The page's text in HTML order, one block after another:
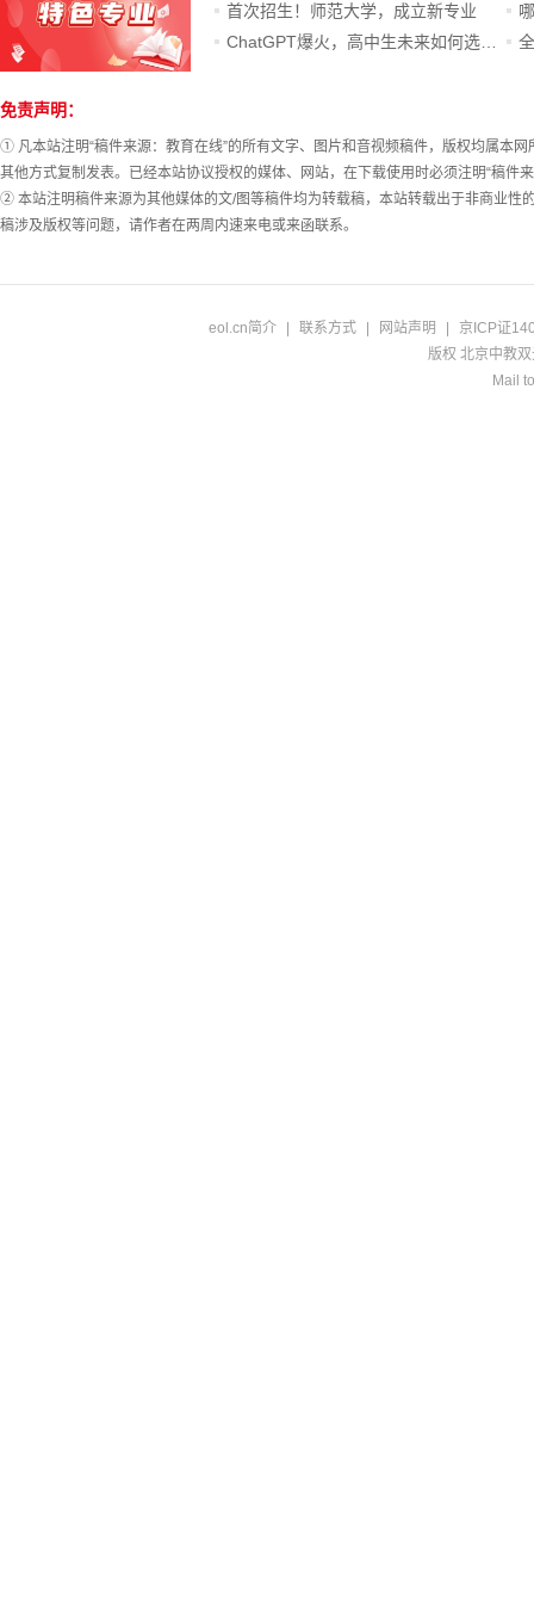
首次招生！师范大学，成立新专业
站
长
统
计
免责声明：
① 凡本站注明“稿件来源：教育在线”的所有文字、图片和音视频稿件，版权均属本
其他方式复制发表。已经本站协议授权的媒体、网站，在下载使用时必须注明“稿件
② 本站注明稿件来源为其他媒体的文/图等稿件均为转载稿，本站转载出于非商业性
稿涉及版权等问题，请作者在两周内速来电或来函联系。
eol.cn简介 联系方式 网站声明
京ICP证
版权 北京中教
Mail